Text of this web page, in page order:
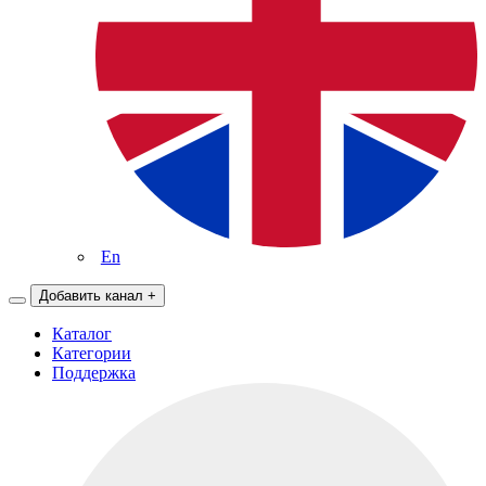
En
Добавить канал +
Каталог
Категории
Поддержка